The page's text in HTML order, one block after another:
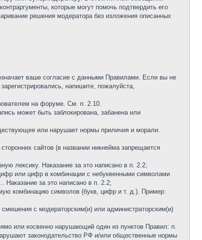
которые могут помочь подтвердить его
решения модератора без изложения описанных
ваше согласие с данными Правилами. Если вы не
напишите, пожалуйста,
на форуме. См. п. 2.10.
может быть заблокирована, забанена или
или нарушает нормы приличия и морали.
сайтов (в названии никнейма запрещается
лексику. Наказание за это написано в п. 2.2;
или цифр в комбинации с небуквенными символами
за это написано в п. 2.2;
комбинацию символов (букв, цифр и т. д.). Пример:
с модераторским(и) или администраторским(и)
или косвенно нарушающий один из пунктов Правил: п.
законодательство РФ и/или общественные нормы